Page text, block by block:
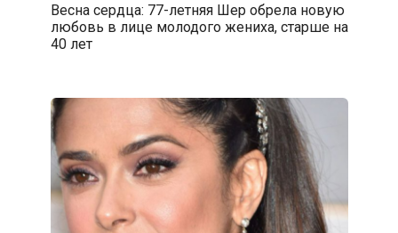
Весна сердца: 77-летняя Шер обрела новую
любовь в лице молодого жениха, старше на
40 лет